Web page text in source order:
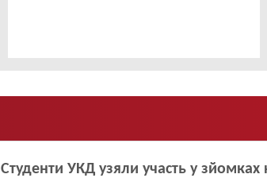
Студенти УКД узяли участь у зйомках